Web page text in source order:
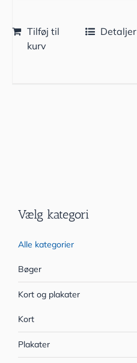
Tilføj til
kurv
Detaljer
Vælg kategori
Alle kategorier
Bøger
Kort og plakater
Kort
Plakater